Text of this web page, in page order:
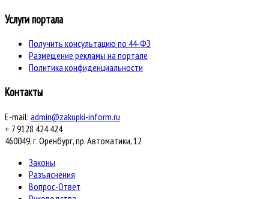
Услуги портала
Получить консультацию по 44-ФЗ
Размещение рекламы на портале
Политика конфиденциальности
Контакты
E-mail: admin@zakupki-inform.ru
+ 7 9128 424 424
460049, г. Оренбург, пр. Автоматики, 12
Законы
Разъяснения
Вопрос-Ответ